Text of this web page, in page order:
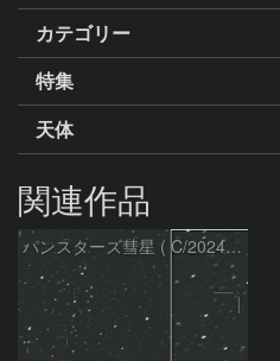
カテゴリー
特集
天体
関連作品
パンスターズ彗星 ( C/2024R4 )：2026/07/27